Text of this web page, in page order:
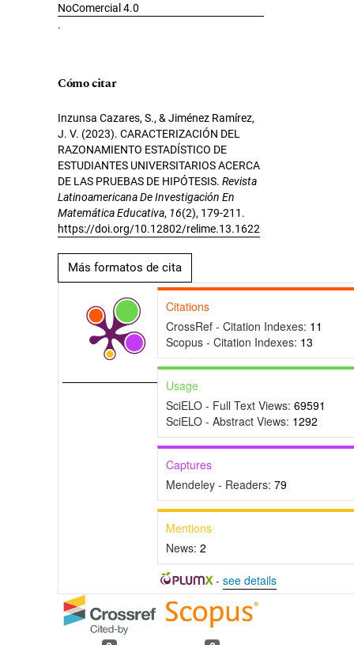
NoComercial 4.0
.
Cómo citar
Inzunsa Cazares, S., & Jiménez Ramírez,
J. V. (2023). CARACTERIZACIÓN DEL
RAZONAMIENTO ESTADÍSTICO DE
ESTUDIANTES UNIVERSITARIOS ACERCA
DE LAS PRUEBAS DE HIPÓTESIS. Revista
Latinoamericana De Investigación En
Matemática Educativa, 16(2), 179-211.
https://doi.org/10.12802/relime.13.1622
Más formatos de cita
Citations
CrossRef - Citation Indexes: 11
Scopus - Citation Indexes: 13
Usage
SciELO - Full Text Views: 69591
SciELO - Abstract Views: 1292
Captures
Mendeley - Readers: 79
Mentions
News: 2
- see details